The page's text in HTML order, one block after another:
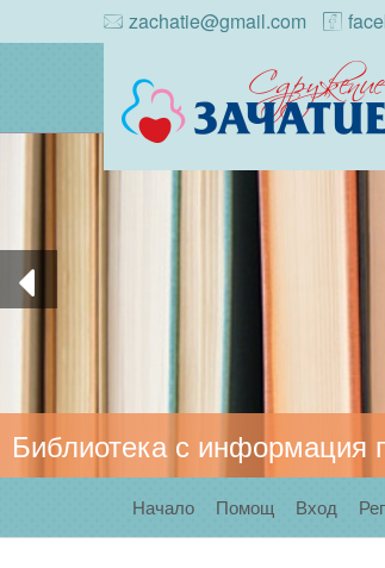
zachatie@gmail.com
Библиотека с информация
Начало Помощ Вход